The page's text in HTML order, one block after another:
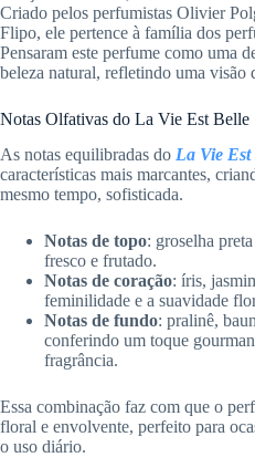
Criado pelos perfumistas Olivier
Flipo, ele pertence à família dos
Pensaram este perfume como uma
beleza natural, refletindo uma visão
Notas Olfativas do La Vie Est Belle
As notas equilibradas do La Vie Est
características mais marcantes,
mesmo tempo, sofisticada.
Notas de topo: groselha
fresco e frutado.
Notas de coração: íris,
feminilidade e a suavidade
Notas de fundo: pralinê,
conferindo um toque
fragrância.
Essa combinação faz com que o
floral e envolvente, perfeito para
o uso diário.